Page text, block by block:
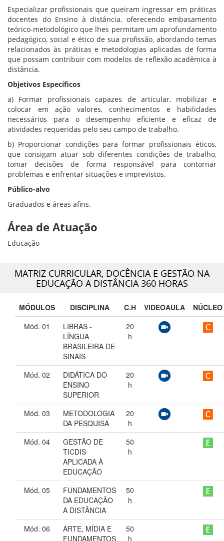
Especializar profissionais que queiram ingressar em práticas
docentes do Ensino à distância, oferecendo embasamento
teórico-metodológico que lhes permitam um aprofundamento
pedagógico, social e ético de sua profissão, abordando temas
relacionados às práticas e metodologias aplicadas de forma
que possam contribuir com modelos de reflexão acadêmica à
distância.
Objetivos Específicos
a) Formar profissionais capazes de articular, mobilizar e
colocar em ação valores, conhecimentos e habilidades
necessários para o desempenho eficiente e eficaz de
atividades requeridas pelo seu campo de trabalho.
b) Proporcionar condições para formar profissionais éticos,
que consigam atuar sob diferentes condições de trabalho,
tomar decisões de forma responsável para contornar
problemas e enfrentar situações e imprevistos.
Público-alvo
Graduados e áreas afins.
Área de Atuação
Educação
MATRIZ CURRICULAR, DOCÊNCIA E GESTÃO NA
EDUCAÇÃO A DISTÂNCIA 360 HORAS
MÓDULOS DISCIPLINA C.H VIDEOAULA
NÚCLEO
Mód. 01
LIBRAS -
LÍNGUA
BRASILEIRA DE
SINAIS
20
h
Mód. 02
DIDÁTICA DO
ENSINO
SUPERIOR
20
h
Mód. 03
METODOLOGIA
DA PESQUISA
20
h
Mód. 04
GESTÃO DE
TICDIS
APLICADA À
EDUCAÇÃO
50
h
Mód. 05
FUNDAMENTOS
DA EDUCAÇÃO
A DISTÂNCIA
50
h
Mód. 06
ARTE, MÍDIA E
FUNDAMENTOS
50
h